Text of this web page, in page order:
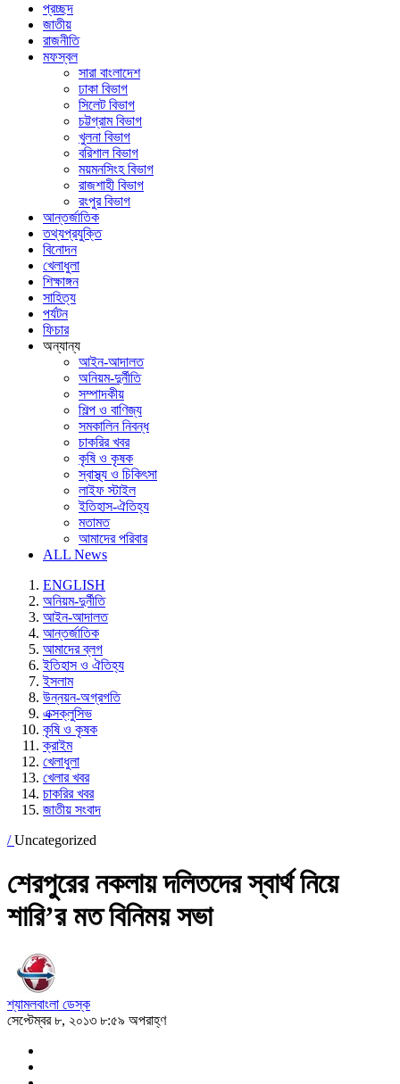
প্রচ্ছদ
জাতীয়
রাজনীতি
মফস্বল
সারা বাংলাদেশ
ঢাকা বিভাগ
সিলেট বিভাগ
চট্টগ্রাম বিভাগ
খুলনা বিভাগ
বরিশাল বিভাগ
ময়মনসিংহ বিভাগ
রাজশাহী বিভাগ
রংপুর বিভাগ
আন্তর্জাতিক
তথ্যপ্রযুক্তি
বিনোদন
খেলাধুলা
শিক্ষাঙ্গন
সাহিত্য
পর্যটন
ফিচার
অন্যান্য
আইন-আদালত
অনিয়ম-দুর্নীতি
সম্পাদকীয়
শিল্প ও বাণিজ্য
সমকালিন নিবন্ধ
চাকরির খবর
কৃষি ও কৃষক
স্বাস্থ্য ও চিকিৎসা
লাইফ স্টাইল
ইতিহাস-ঐতিহ্য
মতামত
আমাদের পরিবার
ALL News
ENGLISH
অনিয়ম-দুর্নীতি
আইন-আদালত
আন্তর্জাতিক
আমাদের ব্লগ
ইতিহাস ও ঐতিহ্য
ইসলাম
উন্নয়ন-অগ্রগতি
এক্সক্লুসিভ
কৃষি ও কৃষক
ক্রাইম
খেলাধুলা
খেলার খবর
চাকরির খবর
জাতীয় সংবাদ
/Uncategorized
শেরপুরের নকলায় দলিতদের স্বার্থ নিয়ে
শারি’র মত বিনিময় সভা
শ্যামলবাংলা ডেস্ক
সেপ্টেম্বর ৮, ২০১৩ ৮:৫৯ অপরাহ্ণ